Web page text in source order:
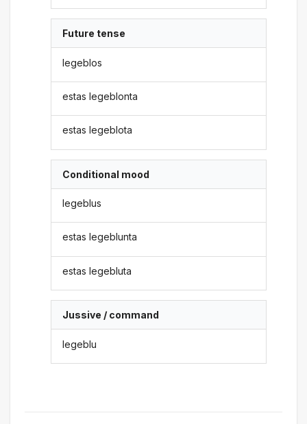
Future tense
legeblos
estas legeblonta
estas legeblota
Conditional mood
legeblus
estas legeblunta
estas legebluta
Jussive / command
legeblu